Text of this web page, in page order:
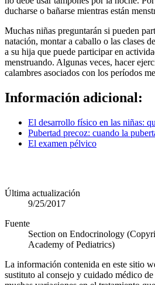
ducharse o bañarse mientras están
Muchas niñas preguntarán si pueden
natación, montar a caballo o las clases
a su hija que puede participar en
menstruando. Algunas veces, hacer
calambres asociados con los períodos
Información adicional:
El desarrollo físico en las niñas:
Pubertad precoz: cuando la
El examen pélvico
Última actualización
9/25/2017
Fuente
Section on Endocrinology
Academy of Pediatrics)
La información contenida en este sitio
sustituto al consejo y cuidado médico